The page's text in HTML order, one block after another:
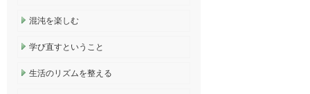
混沌を楽しむ
学び直すということ
生活のリズムを整える